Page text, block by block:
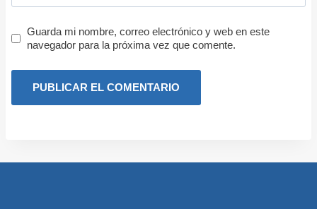
Guarda mi nombre, correo electrónico y web en este
navegador para la próxima vez que comente.